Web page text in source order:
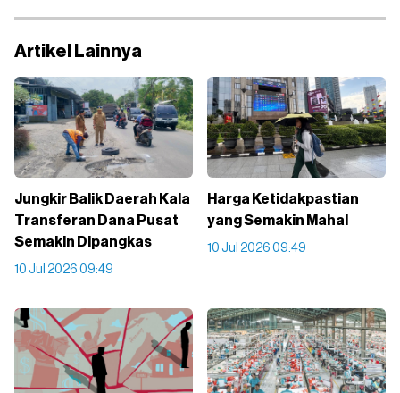
Artikel Lainnya
Jungkir Balik Daerah Kala
Transferan Dana Pusat
Semakin Dipangkas
10 Jul 2026 09:49
Harga Ketidakpastian
yang Semakin Mahal
10 Jul 2026 09:49